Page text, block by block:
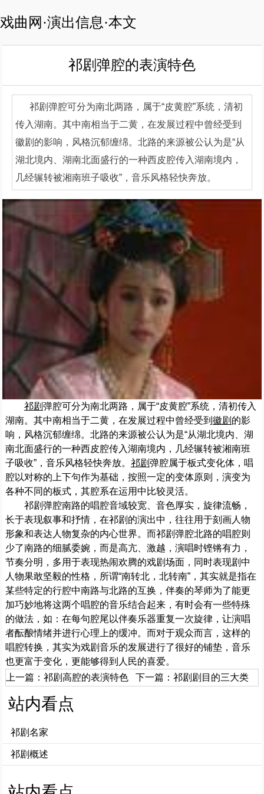
戏曲网·演出信息·本文
祁剧弹腔的表演特色
祁剧弹腔可分为南北两路，属于“皮黄腔”系统，清初
传入湖南。其中南相当于二黄，在发展过程中曾经受到
徽剧的影响，风格沉郁缠绵。北路的来源被公认为是“从
湖北境内、湖南北面盛行的一种西皮腔传入湖南境内，
几经辗转被湘南班子吸收”，音乐风格轻快奔放。
祁剧弹腔可分为南北两路，属于“皮黄腔”系统，清初传入
湖南。其中南相当于二黄，在发展过程中曾经受到 徽剧 的影
响，风格沉郁缠绵。北路的来源被公认为是“从湖北境内、湖
南北面盛行的一种西皮腔传入湖南境内，几经辗转被湘南班
子吸收”，音乐风格轻快奔放。 祁剧弹腔属于板式变化体，唱
腔以对称的上下句作为基础，按照一定的变体原则，演变为
各种不同的板式，其腔系在运用中比较灵活。
祁剧弹腔南路的唱腔音域较宽、音色厚实，旋律流畅，
长于表现叙事和抒情，在祁剧的演出中，往往用于刻画人物
形象和表达人物复杂的内心世界。而祁剧弹腔北路的唱腔则
少了南路的细腻委婉，而是高亢、激越，演唱时铿锵有力，
节奏分明，多用于表现热闹欢腾的戏剧场面，同时表现剧中
人物果敢坚毅的性格，所谓“南转北，北转南”，其实就是指在
某些特定的行腔中南路与北路的互换，伴奏的琴师为了能更
加巧妙地将这两个唱腔的音乐结合起来，有时会有一些特殊
的做法，如：在每句腔尾以伴奏乐器重复一次旋律，让演唱
者酝酿情绪并进行心理上的缓冲。而对于观众而言，这样的
唱腔转换，其实为戏剧音乐的发展进行了很好的铺垫，音乐
也更富于变化，更能够得到人民的喜爱。
上一篇：祁剧高腔的表演特色 下一篇：祁剧剧目的三大类
站内看点
祁剧名家
祁剧概述